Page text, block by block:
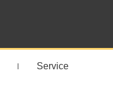
Service